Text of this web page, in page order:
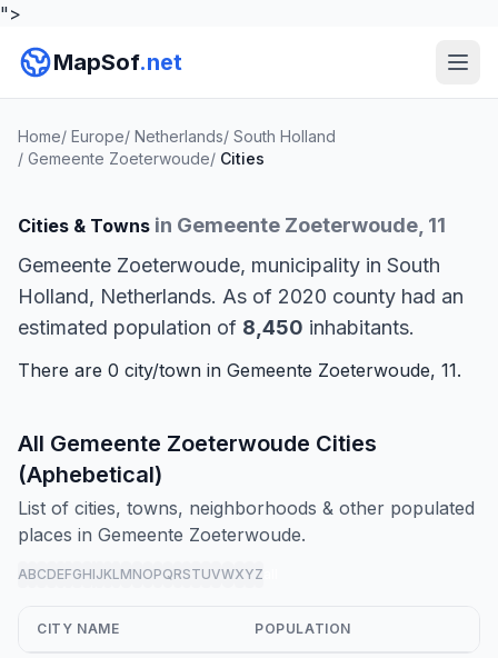
">
MapSof.net
Home/ Europe/ Netherlands/ South Holland
/ Gemeente Zoeterwoude/ Cities
Cities & Towns in Gemeente Zoeterwoude, 11
Gemeente Zoeterwoude, municipality in South
Holland, Netherlands. As of 2020 county had an
estimated population of 8,450 inhabitants.
There are 0 city/town in Gemeente Zoeterwoude, 11.
All Gemeente Zoeterwoude Cities
(Aphebetical)
List of cities, towns, neighborhoods & other populated
places in Gemeente Zoeterwoude.
ABCDEFGHIJKLMNOPQRSTUVWXYZ
CITY NAME POPULATION